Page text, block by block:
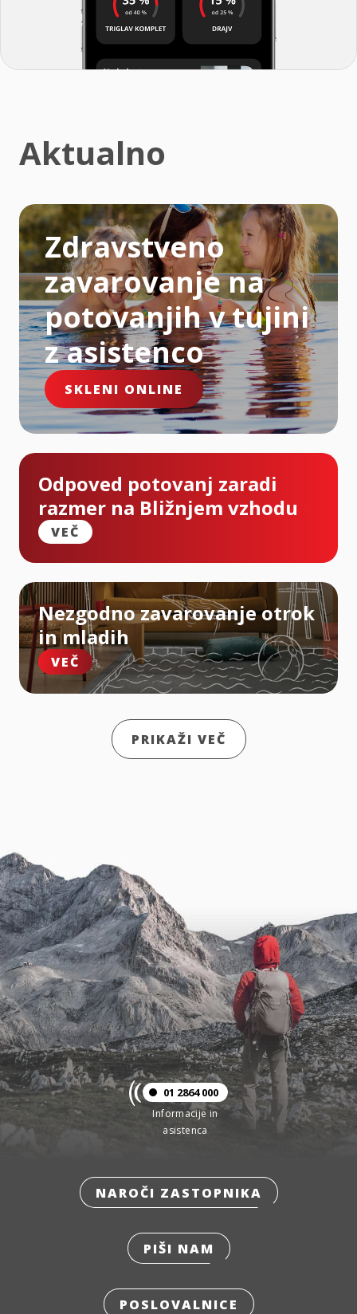
Aktualno
Zdravstveno
zavarovanje na
potovanjih v tujini
z asistenco
SKLENI ONLINE
Odpoved potovanj zaradi
razmer na Bližnjem vzhodu
VEČ
Nezgodno zavarovanje otrok
in mladih
VEČ
PRIKAŽI VEČ
01 2864 000
Informacije in
asistenca
NAROČI ZASTOPNIKA
PIŠI NAM
POSLOVALNICE